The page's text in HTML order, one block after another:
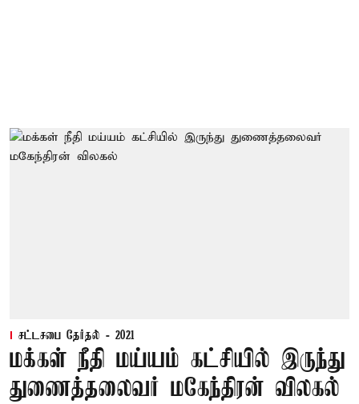
சட்டசபை தேர்தல் - 2021
மக்கள் நீதி மய்யம் கட்சியில் இருந்து
துணைத்தலைவர் மகேந்திரன் விலகல்